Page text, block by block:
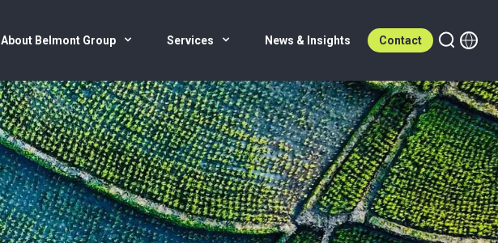
About Belmont Group Services News & Insights Contact